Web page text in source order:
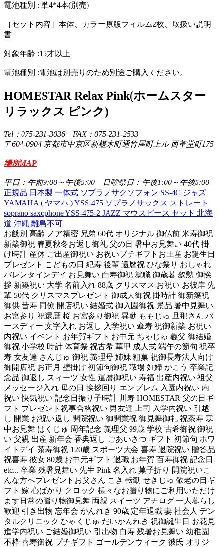
電池種別 : 単4*4本(別売)
［セット内容］本体、カラー原版フィルム2枚、取扱い説明
書
対象年齢 :15才以上
電池種別 :電池は別売りのため別途ご購入ください。
HOMESTAR Relax Pink(ホームスター
リラックス ピンク)
Tel：075-231-3036 FAX：075-231-2533
〒604-0904 京都市中京区新椹木町通竹屋町上ル 西革堂町175
場所MAP
平日：午前9:00～午後5:00 日曜祭日：午後1:00～午後5:00
正規品 日本製 一体式 ソプラノサクソフォン SS-4C ジャズ
YAMAHA ( ヤマハ ) YSS-475 ソプラノサックス ストレート
soprano saxophone YSS-475-2 JAZZ マウスピース セット 北海
道 沖縄 離島不可
お餞別 高齢 ノア精密 兄弟 60代 オリジナル 御仏前 米寿御祝
新築御祝 春夏秋冬お返し御礼 父の日 暑中お見舞い 40代 掛
け時計 産休 ご出産御祝い お祝いプチギフトお土産 お誕生日
プレゼント こどもの日 紀寿 後輩 還暦祝 ひな祭り おしゃれ
バレンタインデイ お見舞い 白寿御祝 就職 御歳暮 叙勲 御挨
拶 新築祝い 大学 名前入れ 88歳 クリスマス お祝い お彼岸 先
輩 50代 クリスマスプレゼント 御成人御祝 掛時計 御新築祝
御供 昔寿 同僚 開店祝い 結婚式 御入園御祝 景品 暑中見舞い
お宮参り 祝還暦 桜 お宮参り御祝 異動 ももじゅ 旦那さん バ
ースディー 文字入れ お返し 入学祝い 傘寿 祝御新築 お祝い
内祝い イベント お年賀ギフト お中元 ちゃじゅ 義父 御結婚
御祝 小学校 時計 体育祭 祝古希 華甲 成人式 端午の節句 祝卒
寿 女友達 さんじゅ 御祝 義理母 姉妹 粗菓 祝御長寿法人向け
御開店祝 お正月 壁掛け 初節句御祝 職場 妊婦 かこう 卒業記
念品 御返し スィーツ 女性 還暦御祝い 寿福 出産内祝い 祖父
メッセージ入れ 母の日 挨拶回り エンブレム 入園内祝い 内
祝い 快気祝い 記念日振り子時計 川寿 HOMESTAR 父の日ギ
フト プレゼント祝事合格祝い 男友達 上司 入学内祝い 引越
し 開業 お祝い返し 開院祝い 御開業祝 御見舞御礼 祝茶寿 寒
中お見舞 はくじゅ 周年記念 義理父 99歳 学校 古希御祝 御祝
い 父親 出産 新年会 香典返し ごあいさつ ギフト 初節句 ホワ
イトデイ 茶寿御祝 120歳 スポーツ大会 喜寿 退院祝い 贈答品
祝喜寿 彼女 80歳 お中元ギフト 退職 お年賀 百寿御祝 記念日
etc... 卒業 残暑見舞い 先生 Pink 名入れ 菓子折り 開院祝いこ
んな方へプレゼントお父さん こき 転勤 せきじゅ 敬老の日ギ
フト 嫁 心ばかり クロック 様々なお贈り物にご利用いただけ
ます日常の贈り物御見舞 両親 スイーツ アナログ 一人暮らし
歓迎 引き出物 忘年会 かんれき 90歳 定年退職 妻 社会人 デン
タルクリニック ひゃくじゅ だいかんれき 祝御誕生日 お花見
進学内祝い ご結婚御祝い 引出物 白寿 残暑お見舞い 幼稚園
不枠 喜寿御祝 プチギフト ゴールデンウィーク 彼氏 オリジ